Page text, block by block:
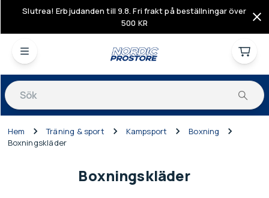
Slutrea! Erbjudanden till 9.8. Fri frakt på beställningar över
500 KR
Produkter
Hem Träning & sport Kampsport
Boxning
Boxningskläder
Boxningskläder